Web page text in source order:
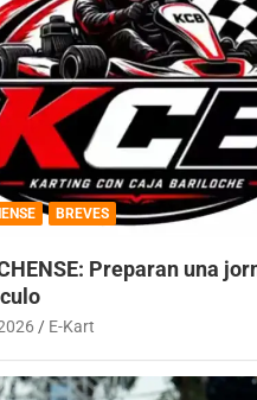
BREVES
Preparan una
E-Kart